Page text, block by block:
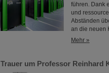
führen. Dank
und
Abständen
an die neuen
Mehr »
Trauer um Professor Reinhard